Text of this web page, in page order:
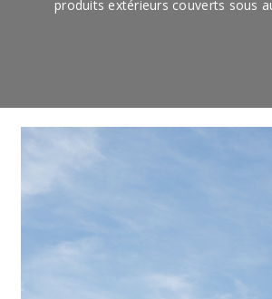
produits extérieurs couverts sous